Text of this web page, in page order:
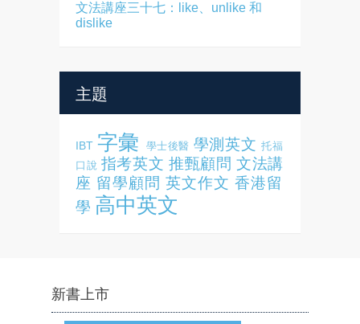
文法講座三十七：like、unlike 和
dislike
主題
IBT 字彙 學士後醫 學測英文 托福
口說 指考英文 推甄顧問 文法講
座 留學顧問 英文作文 香港留
學 高中英文
新書上市